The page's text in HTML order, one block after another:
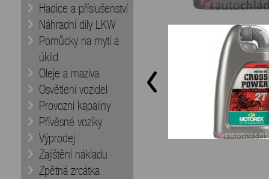
Hadice a příslušenství
Náhradní díly LKW
Pomůcky na mytí a
úklid
Oleje a maziva
Osvětlení vozidel
Provozní kapaliny
Přívěsné vozíky
Výprodej
Zajištění nákladu
Zpětná zrcátka